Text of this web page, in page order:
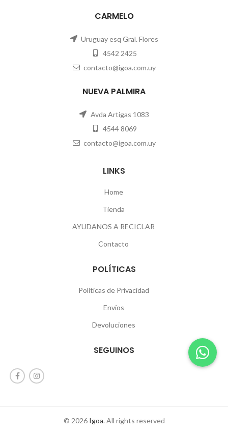
CARMELO
Uruguay esq Gral. Flores
4542 2425
contacto@igoa.com.uy
NUEVA PALMIRA
Avda Artigas 1083
4544 8069
contacto@igoa.com.uy
LINKS
Home
Tienda
AYUDANOS A RECICLAR
Contacto
POLÍTICAS
Políticas de Privacidad
Envíos
Devoluciones
SEGUINOS
© 2026 Igoa. All rights reserved